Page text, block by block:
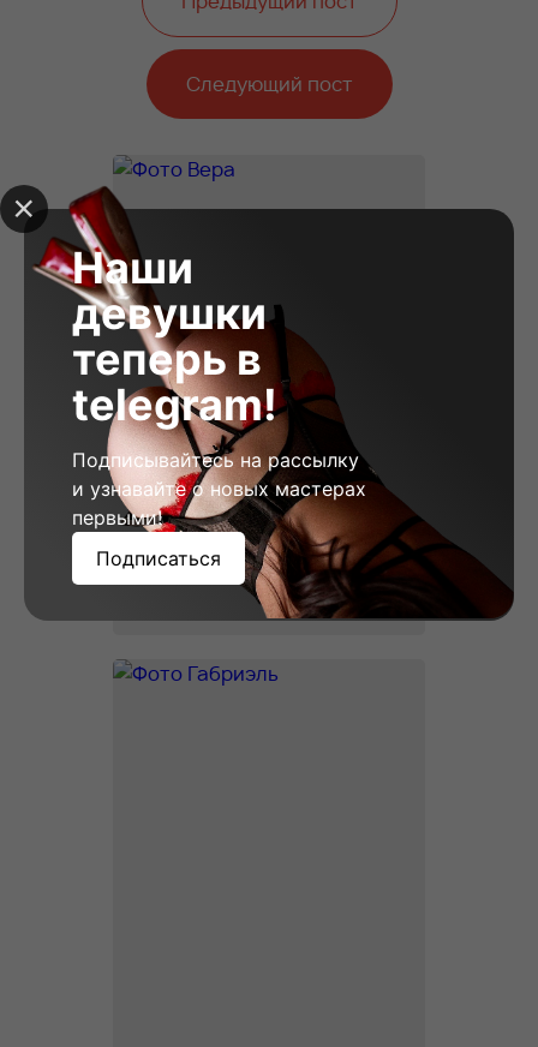
Следующий пост
Вера, 23
Вес: 58 Грудь: 2
Наши
девушки
теперь в
telegram!
Подписывайтесь на рассылку
и узнавайте о новых мастерах
первыми!
Подписаться